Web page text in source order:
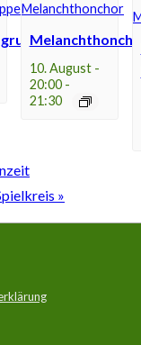
10. August -
20:00-
21:30
»